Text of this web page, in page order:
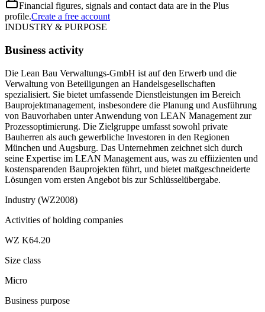
Financial figures, signals and contact data are in the Plus
profile.Create a free account
INDUSTRY & PURPOSE
Business activity
Die Lean Bau Verwaltungs-GmbH ist auf den Erwerb und die
Verwaltung von Beteiligungen an Handelsgesellschaften
spezialisiert. Sie bietet umfassende Dienstleistungen im Bereich
Bauprojektmanagement, insbesondere die Planung und Ausführung
von Bauvorhaben unter Anwendung von LEAN Management zur
Prozessoptimierung. Die Zielgruppe umfasst sowohl private
Bauherren als auch gewerbliche Investoren in den Regionen
München und Augsburg. Das Unternehmen zeichnet sich durch
seine Expertise im LEAN Management aus, was zu effiizienten und
kostensparenden Bauprojekten führt, und bietet maßgeschneiderte
Lösungen vom ersten Angebot bis zur Schlüsselübergabe.
Industry (WZ2008)
Activities of holding companies
WZ K64.20
Size class
Micro
Business purpose